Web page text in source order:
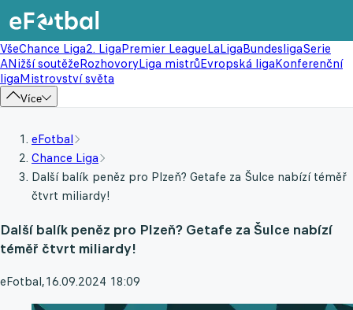
VšeChance Liga2. LigaPremier LeagueLaLigaBundesligaSerie
ANižší soutěžeRozhovoryLiga mistrůEvropská ligaKonferenční
ligaMistrovství světa
Více
eFotbal
Chance Liga
Další balík peněz pro Plzeň? Getafe za Šulce nabízí téměř
čtvrt miliardy!
Další balík peněz pro Plzeň? Getafe za Šulce nabízí
téměř čtvrt miliardy!
eFotbal,16.09.2024 18:09